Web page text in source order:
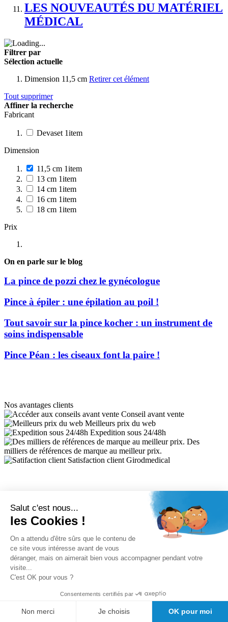
LES NOUVEAUTÉS DU MATÉRIEL
MÉDICAL
Filtrer par
Sélection actuelle
Dimension 11,5 cm Retirer cet élément
Tout supprimer
Affiner la recherche
Fabricant
Devaset 1item
Dimension
11,5 cm 1item
13 cm 1item
14 cm 1item
16 cm 1item
18 cm 1item
Prix
On en parle sur le blog
La pince de pozzi chez le gynécologue
Pince à épiler : une épilation au poil !
Tout savoir sur la pince kocher : un instrument de
soins indispensable
Pince Péan : les ciseaux font la paire !
Nos avantages clients
Conseil avant vente
Meilleurs prix du web
Expedition sous 24/48h
Des
milliers de références de marque au meilleur prix.
Satisfaction client Girodmedical
Inscrivez-vous à la newsletter et profitez de 5% de réduction
Inscription
5% de remise valable sur votre prochaine commande de matériel
Offres promotionnelles, nouveautés, dernières tendances : soyez les
Salut c'est nous...
les Cookies !
On a attendu d'être sûrs que le contenu de
ce site vous intéresse avant de vous
déranger, mais on aimerait bien vous accompagner pendant votre
visite...
C'est OK pour vous ?
Consentements certifiés par
Non merci Je choisis OK pour moi